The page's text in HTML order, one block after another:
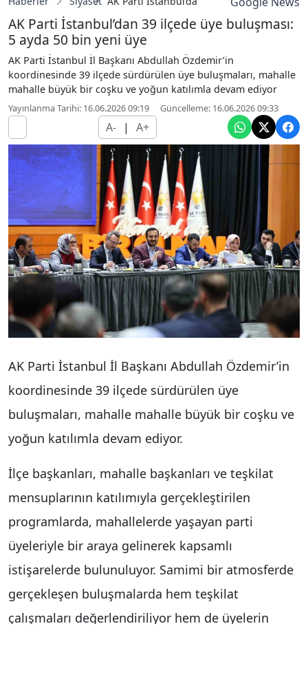
AK Parti İstanbul’dan 39 ilçede üye buluşması:
5 ayda 50 bin yeni üye
AK Parti İstanbul İl Başkanı Abdullah Özdemir’in
koordinesinde 39 ilçede sürdürülen üye buluşmaları, mahalle
mahalle büyük bir coşku ve yoğun katılımla devam ediyor
Yayınlanma Tarihi: 16.06.2026 09:19 Güncelleme: 16.06.2026 09:33
A- | A+
AK Parti İstanbul İl Başkanı Abdullah Özdemir’in
koordinesinde 39 ilçede sürdürülen üye
buluşmaları, mahalle mahalle büyük bir coşku ve
yoğun katılımla devam ediyor.
İlçe başkanları, mahalle başkanları ve teşkilat
mensuplarının katılımıyla gerçekleştirilen
programlarda, mahallelerde yaşayan parti
üyeleriyle bir araya gelinerek kapsamlı
istişarelerde bulunuluyor. Samimi bir atmosferde
gerçekleşen buluşmalarda hem teşkilat
çalışmaları değerlendiriliyor hem de üyelerin